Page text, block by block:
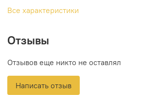
Все характеристики
Отзывы
Отзывов еще никто не оставлял
Написать отзыв